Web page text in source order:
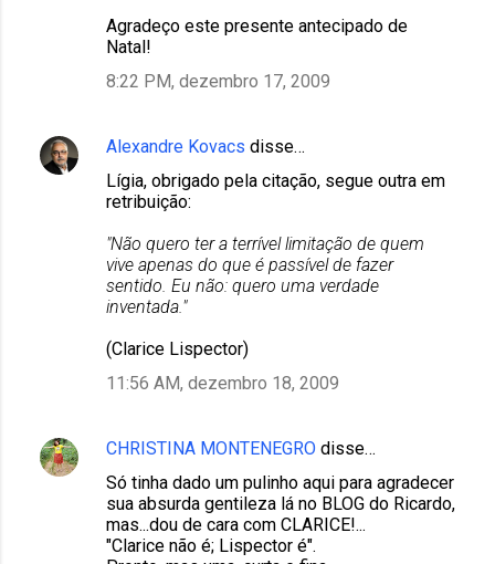
Agradeço este presente antecipado de
Natal!
8:22 PM, dezembro 17, 2009
Alexandre Kovacs disse…
Lígia, obrigado pela citação, segue outra em
retribuição:
"Não quero ter a terrível limitação de quem
vive apenas do que é passível de fazer
sentido. Eu não: quero uma verdade
inventada."
(Clarice Lispector)
11:56 AM, dezembro 18, 2009
CHRISTINA MONTENEGRO disse…
Só tinha dado um pulinho aqui para agradecer
sua absurda gentileza lá no BLOG do Ricardo,
mas...dou de cara com CLARICE!...
"Clarice não é; Lispector é".